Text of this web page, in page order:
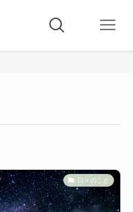
日々のこと